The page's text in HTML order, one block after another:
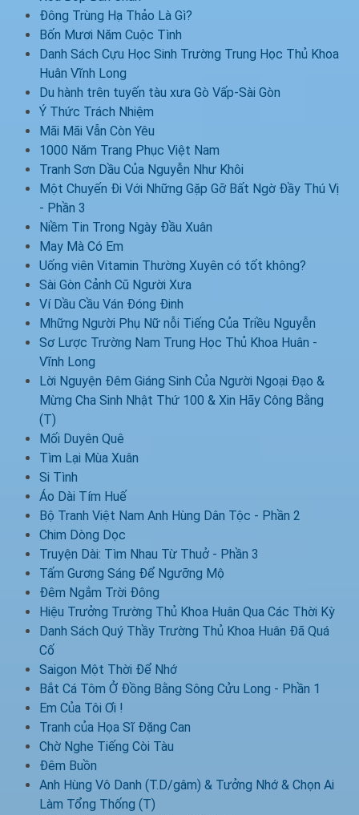
Đông Trùng Hạ Thảo Là Gì?
Bốn Mươi Năm Cuộc Tình
Danh Sách Cựu Học Sinh Trường Trung Học Thủ Khoa
Huân Vĩnh Long
Du hành trên tuyến tàu xưa Gò Vấp-Sài Gòn
Ý Thức Trách Nhiệm
Mãi Mãi Vẫn Còn Yêu
1000 Năm Trang Phục Việt Nam
Tranh Sơn Dầu Của Nguyễn Như Khôi
Một Chuyến Đi Với Những Gặp Gỡ Bất Ngờ Đầy Thú Vị
- Phần 3
Niềm Tin Trong Ngày Đầu Xuân
May Mà Có Em
Uống viên Vitamin Thường Xuyên có tốt không?
Sài Gòn Cảnh Cũ Người Xưa
Ví Dầu Cầu Ván Đóng Đinh
Mhững Người Phụ Nữ nỗi Tiếng Của Triều Nguyễn
Sơ Lược Trường Nam Trung Học Thủ Khoa Huân -
Vĩnh Long
Lời Nguyện Đêm Giáng Sinh Của Người Ngoại Đạo &
Mừng Cha Sinh Nhật Thứ 100 & Xin Hãy Công Bằng
(T)
Mối Duyên Quê
Tìm Lại Mùa Xuân
Si Tình
Áo Dài Tím Huế
Bộ Tranh Việt Nam Anh Hùng Dân Tộc - Phần 2
Chim Dòng Dọc
Truyện Dài: Tìm Nhau Từ Thuở - Phần 3
Tấm Gương Sáng Để Ngưỡng Mộ
Đêm Ngắm Trời Đông
Hiệu Trưởng Trường Thủ Khoa Huân Qua Các Thời Kỳ
Danh Sách Quý Thầy Trường Thủ Khoa Huân Đã Quá
Cố
Saigon Một Thời Để Nhớ
Bắt Cá Tôm Ở Đồng Bằng Sông Cửu Long - Phần 1
Em Của Tôi Ơi !
Tranh của Họa Sĩ Đặng Can
Chờ Nghe Tiếng Còi Tàu
Đêm Buồn
Anh Hùng Vô Danh (T.D/gâm) & Tưởng Nhớ & Chọn Ai
Làm Tổng Thống (T)